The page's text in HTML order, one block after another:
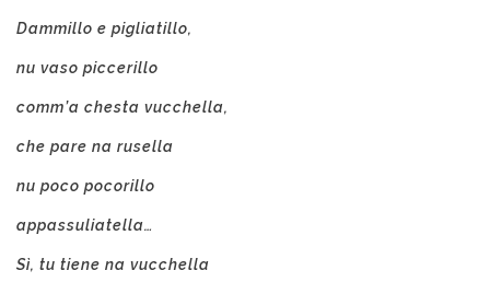
Dammillo e pigliatillo,
nu vaso piccerillo
comm’a chesta vucchella,
che pare na rusella
nu poco pocorillo
appassuliatella…
Sì, tu tiene na vucchella